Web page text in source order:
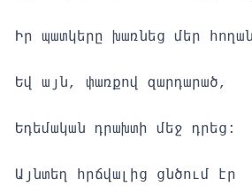
Իր պատկերը խառնեց մեր
Եվ այն, փառքով զարդարած,
Եդեմական դրախտի մեջ դրեց:
Այնտեղ հրճվալից ցնծում էր